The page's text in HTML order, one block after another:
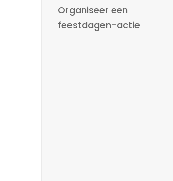
Organiseer een
feestdagen-actie